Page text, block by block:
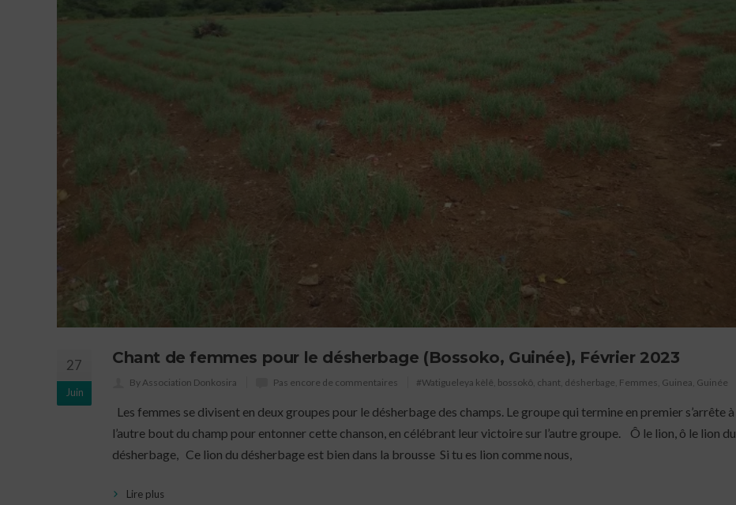
27
Juin
Chant de femmes pour le désherbage (Bossoko, Guinée), Février 2023
By Association Donkosira Pas encore de commentaires #Watigueleya kèlê bossokô chant désherbage Femmes Guinea Guinée
Les femmes se divisent en deux groupes pour le désherbage des champs. Le groupe qui termine en premier s’arrête à
l’autre bout du champ pour entonner cette chanson, en célébrant leur victoire sur l’autre groupe. Ô le lion, ô le lion du
désherbage, Ce lion du désherbage est bien dans la brousse Si tu es lion comme nous,
Lire plus